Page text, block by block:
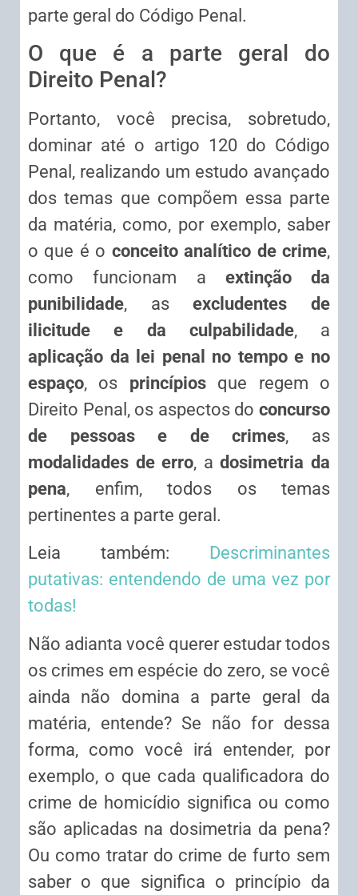
parte geral do Código Penal.
O que é a parte geral do
Direito Penal?
Portanto, você precisa, sobretudo,
dominar até o artigo 120 do Código
Penal, realizando um estudo avançado
dos temas que compõem essa parte
da matéria, como, por exemplo, saber
o que é o conceito analítico de crime,
como funcionam a extinção da
punibilidade, asexcludentes de
ilicitude e da culpabilidade, a
aplicação da lei penal no tempo e no
espaço, os princípiosque regem o
Direito Penal, os aspectos do concurso
de pessoas e de crimes, as
modalidades de erro, adosimetria da
pena, enfim, todos os temas
pertinentes a parte geral.
Leia também:
Descriminantes
putativas: entendendo de uma vez por
todas!
Não adianta você querer estudar todos
os crimes em espécie do zero, se você
ainda não domina a parte geral da
matéria, entende? Se não for dessa
forma, como você irá entender, por
exemplo, o que cada qualificadora do
crime de homicídio significa ou como
são aplicadas na dosimetria da pena?
Ou como tratar do crime de furto sem
saber o que significa o princípio da